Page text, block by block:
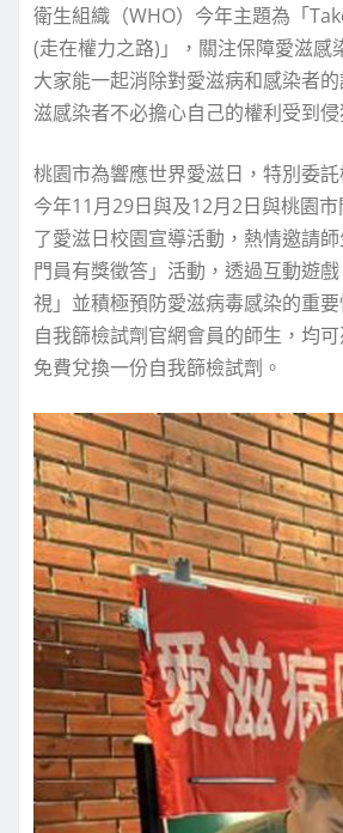
衛生組織（WHO）今年主題為「
(走在權力之路)」，關注保障愛滋感
大家能一起消除對愛滋病和感染者
滋感染者不必擔心自己的權利受到侵
桃園市為響應世界愛滋日，特別委
今年11月29日與及12月2日與桃園
了愛滋日校園宣導活動，熱情邀請
門員有獎徵答」活動，透過互動遊
視」並積極預防愛滋病毒感染的重
自我篩檢試劑官網會員的師生，均
免費兌換一份自我篩檢試劑。